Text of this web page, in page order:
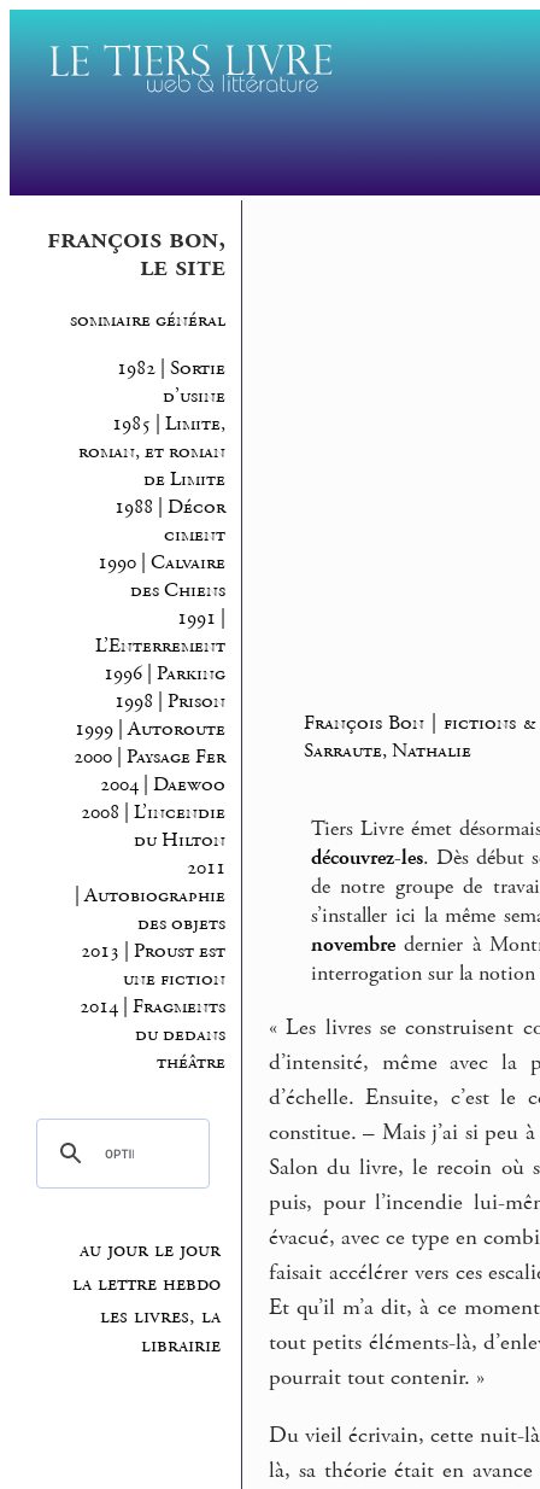
françois bon,
le site
sommaire général
1982 | Sortie
d’usine
1985 | Limite,
roman, et roman
de Limite
1988 | Décor
ciment
1990 | Calvaire
des Chiens
1991 |
L’Enterrement
1996 | Parking
1998 | Prison
1999 | Autoroute
2000 | Paysage Fer
2004 | Daewoo
2008 | L’incendie
du Hilton
2011
| Autobiographie
des objets
2013 | Proust est
une fiction
2014 | Fragments
du dedans
théâtre
au jour le jour
la lettre hebdo
les livres, la
librairie
François Bon | fictions
Sarraute, Nathalie
Tiers Livre émet
découvrez-les. Dès début
de notre groupe de
s’installer ici la même
novembre dernier à
interrogation sur la
« Les livres se construisent
d’intensité, même avec la
d’échelle. Ensuite, c’est
constitue. – Mais j’ai si peu
Salon du livre, le recoin où
puis, pour l’incendie lui-
évacué, avec ce type en
faisait accélérer vers ces
Et qu’il m’a dit, à ce
tout petits éléments-là,
pourrait tout contenir. »
Du vieil écrivain, cette nuit-
là, sa théorie était en